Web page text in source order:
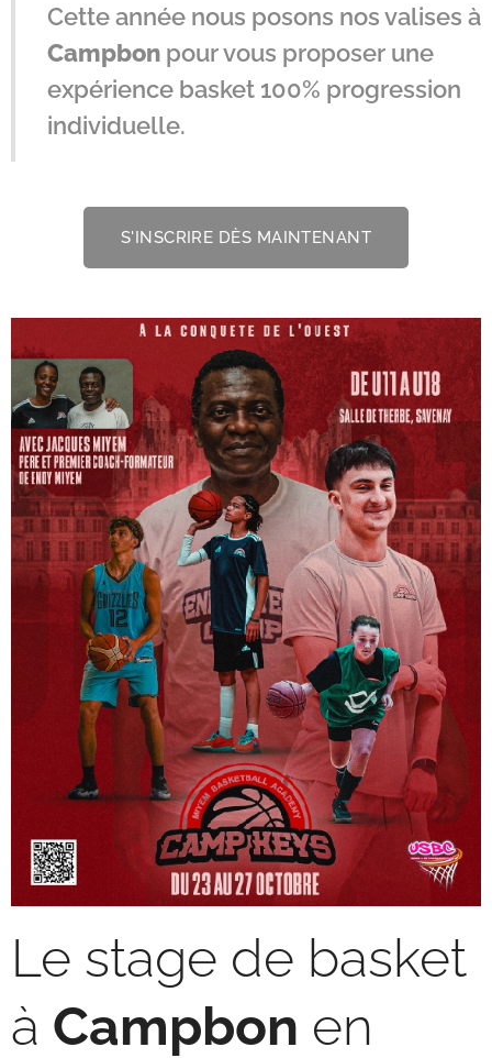
Cette année nous posons nos valises à
Campbon pour vous proposer une
expérience basket 100% progression
individuelle.
S'INSCRIRE DÈS MAINTENANT
Le stage de basket
à Campbon en